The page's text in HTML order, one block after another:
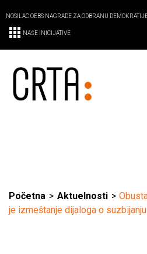
NOSILAC OEBS NAGRADE ZA ODBRANU
NAŠE INICIJATIVE
Početna > Aktuelnosti>
je izmeštanje dijaloga o